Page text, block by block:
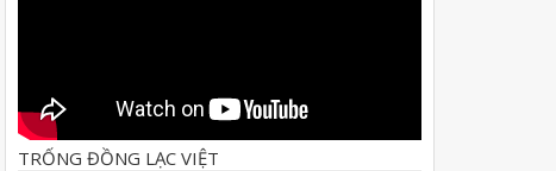
TRỐNG ĐỒNG LẠC VIỆT